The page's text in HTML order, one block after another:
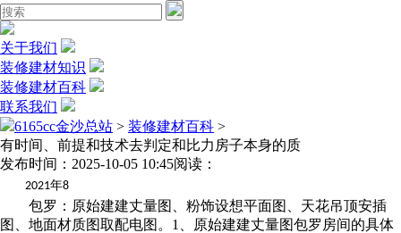
关于我们
装修建材知识
装修建材百科
联系我们
6165cc金沙总站 > 装修建材百科 >
有时间、前提和技术去判定和比力房子本身的质
发布时间：2025-10-05 10:45阅读：
2021年8
包罗：原始建建丈量图、粉饰设想平面图、天花吊顶安插
图、地面材质图取配电图。1、原始建建丈量图包罗房间的具体